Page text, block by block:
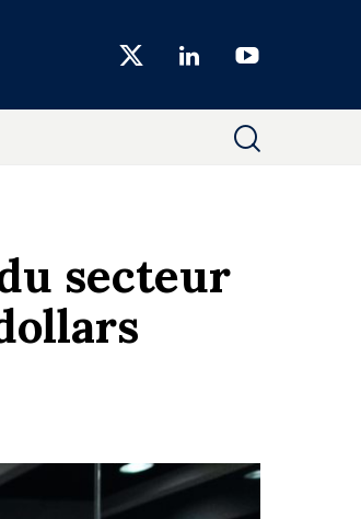
secteur